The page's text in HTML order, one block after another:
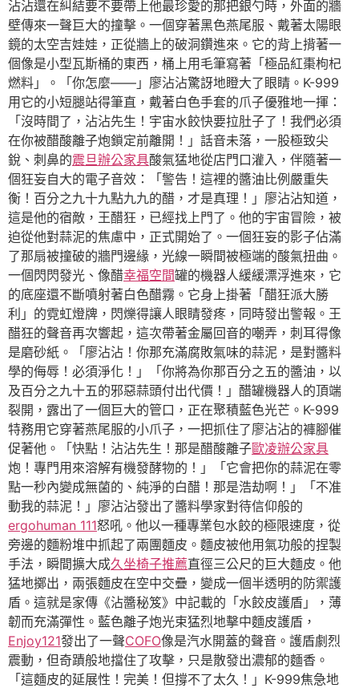
沾沾還在糾結要不要帶上他最珍愛的那把銀勺時，外面的牆
壁傳來一聲巨大的撞擊。一個穿著黑色燕尾服、戴著太陽眼
鏡的太空吉娃娃，正從牆上的破洞鑽進來。它的背上揹著一
個像是小型瓦斯桶的東西，桶上用毛筆寫著「極品紅棗枸杞
燃料」。「你怎麼——」廖沾沾驚訝地瞪大了眼睛。K-999
用它的小短腿站得筆直，戴著白色手套的爪子優雅地一揮：
「沒時間了，沾沾先生！宇宙水餃快要拉肚子了！我們必須
在你被醋酸離子炮鎖定前離開！」話音未落，一股極致尖
銳、刺鼻的震旦辦公家具酸氣猛地從店門口灌入，伴隨著一
個狂妄自大的電子音效：「警告！這裡的醬油比例嚴重失
衡！百分之九十九點九九的醋，才是真理！」廖沾沾知道，
這是他的宿敵，王醋狂，已經找上門了。他的宇宙冒險，被
迫從他對蒜泥的焦慮中，正式開始了。一個狂妄的影子佔滿
了那扇被撞破的牆門邊緣，光線一瞬間被極端的酸氣扭曲。
一個閃閃發光、像醋幸福空間罐的機器人緩緩漂浮進來，它
的底座還不斷噴射著白色醋霧。它身上掛著「醋狂派大勝
利」的霓虹燈牌，閃爍得讓人眼睛發疼，同時發出警報。王
醋狂的聲音再次響起，這次帶著金屬回音的嘲弄，刺耳得像
是磨砂紙。「廖沾沾！你那充滿腐敗氣味的蒜泥，是對醬料
學的侮辱！必須淨化！」「你將為你那百分之五的醬油，以
及百分之九十五的邪惡蒜頭付出代價！」醋罐機器人的頂端
裂開，露出了一個巨大的管口，正在聚積藍色光芒。K-999
特務用它穿著燕尾服的小爪子，一把抓住了廖沾沾的褲腳催
促著他。「快點！沾沾先生！那是醋酸離子歐凌辦公家具
炮！專門用來溶解有機發酵物的！」「它會把你的蒜泥在零
點一秒內變成無菌的、純淨的白醋！那是浩劫啊！」「不准
動我的蒜泥！」廖沾沾發出了醬料學家對待信仰般的
ergohuman 111怒吼。他以一種專業包水餃的極限速度，從
旁邊的麵粉堆中抓起了兩團麵皮。麵皮被他用氣功般的捏製
手法，瞬間擴大成久坐椅子推薦直徑三公尺的巨大麵皮。他
猛地擲出，兩張麵皮在空中交疊，變成一個半透明的防禦護
盾。這就是家傳《沾醬秘笈》中記載的「水餃皮護盾」，薄
韌而充滿彈性。藍色離子炮光束猛烈地擊中麵皮護盾，
Enjoy121發出了一聲COFO像是汽水開蓋的聲音。護盾劇烈
震動，但奇蹟般地擋住了攻擊，只是散發出濃郁的麵香。
「這麵皮的延展性！完美！但撐不了太久！」K-999焦急地